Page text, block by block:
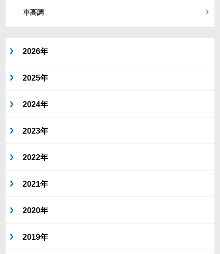
車高調
2026年
2025年
2024年
2023年
2022年
2021年
2020年
2019年